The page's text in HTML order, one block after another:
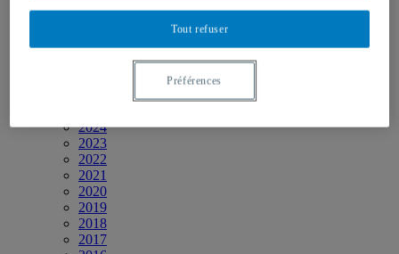
Engagement écosocial
Vers une Stratégie québécoise
Contributions aux débats publics
Présence dans les médias
2024
2023
2022
2021
2020
2019
2018
2017
Tout refuser
Préférences